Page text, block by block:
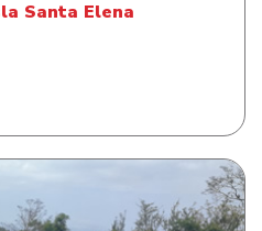
Santa Elena